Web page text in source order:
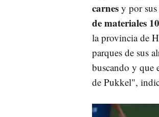
carnes y por sus
de materiales
la provincia de
parques de sus
buscando y que
de Pukkel",